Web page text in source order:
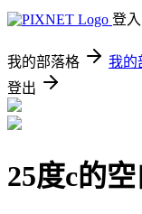
登入
我的部落格 我的
登出
25度c的空